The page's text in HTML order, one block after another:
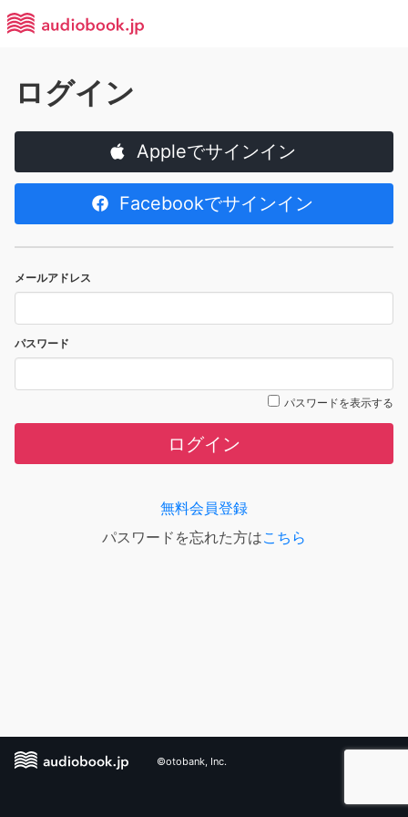
ログイン
Appleでサインイン
Facebookでサインイン
メールアドレス
パスワード
パスワードを表示する
ログイン
無料会員登録
パスワードを忘れた方はこちら
©otobank, Inc.